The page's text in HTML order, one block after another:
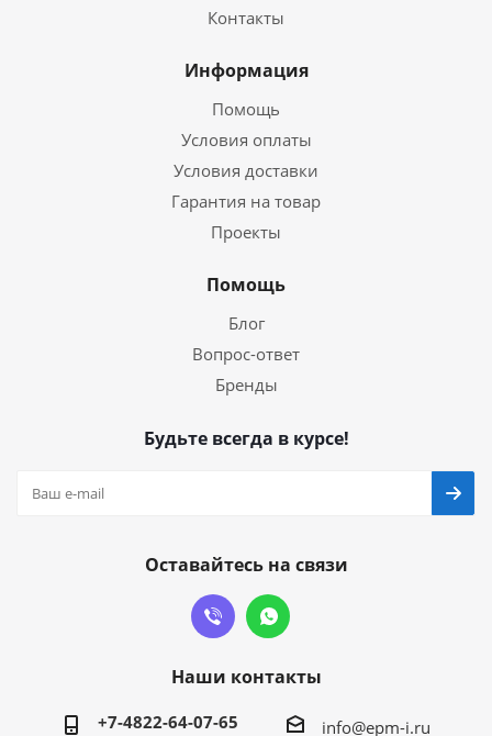
Контакты
Информация
Помощь
Условия оплаты
Условия доставки
Гарантия на товар
Проекты
Помощь
Блог
Вопрос-ответ
Бренды
Будьте всегда в курсе!
Оставайтесь на связи
Наши контакты
+7-4822-64-07-65 info@epm-i.ru